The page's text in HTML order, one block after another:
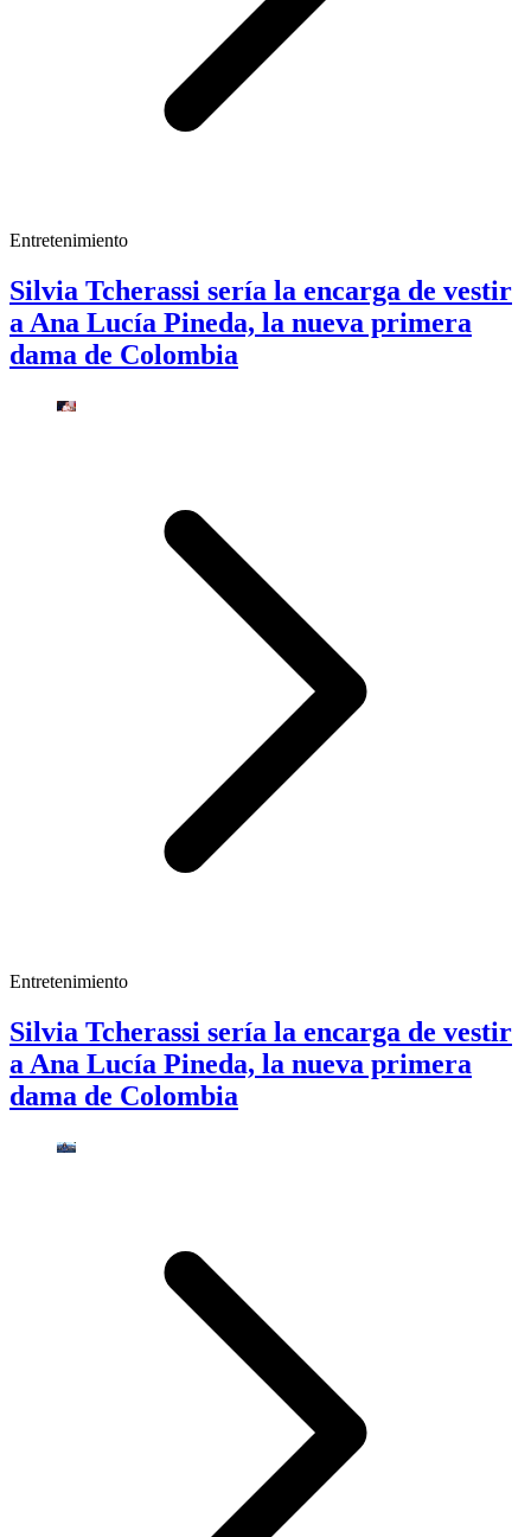
Entretenimiento
Silvia Tcherassi sería la encarga de vestir
a Ana Lucía Pineda, la nueva primera
dama de Colombia
Entretenimiento
Silvia Tcherassi sería la encarga de vestir
a Ana Lucía Pineda, la nueva primera
dama de Colombia